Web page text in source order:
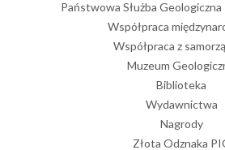
Państwowa Służba
Współpraca
Współpraca z
Muzeum
Biblioteka
Wydawnictwa
Nagrody
Złota Odznaka